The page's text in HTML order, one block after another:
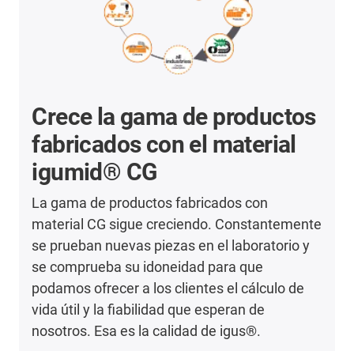
Crece la gama de productos
fabricados con el material
igumid® CG
La gama de productos fabricados con
material CG sigue creciendo. Constantemente
se prueban nuevas piezas en el laboratorio y
se comprueba su idoneidad para que
podamos ofrecer a los clientes el cálculo de
vida útil y la fiabilidad que esperan de
nosotros. Esa es la calidad de igus®.